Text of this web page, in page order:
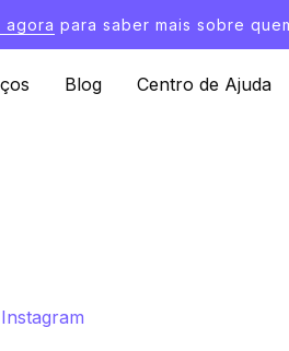
agora para saber mais sobre
Blog Centro de Ajuda